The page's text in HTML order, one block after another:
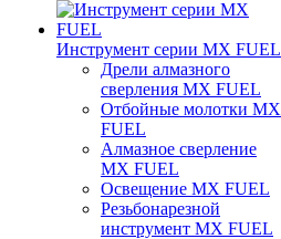
Инструмент серии MX FUEL
Дрели алмазного
сверления MX FUEL
Отбойные молотки MX
FUEL
Алмазное сверление
MX FUEL
Освещение MX FUEL
Резьбонарезной
инструмент MX FUEL